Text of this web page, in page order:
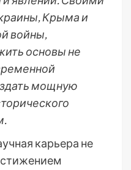
Крыма и
войны,
основы не
мощную
карьера не